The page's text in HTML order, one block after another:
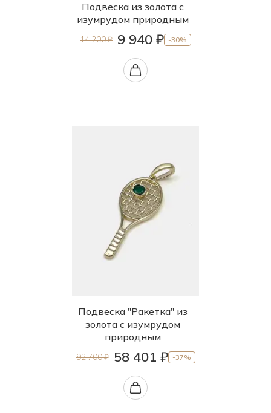
Подвеска из золота с
изумрудом природным
14 200 ₽ 9 940 ₽ -30%
Подвеска "Ракетка" из
золота с изумрудом
природным
92 700 ₽ 58 401 ₽ -37%